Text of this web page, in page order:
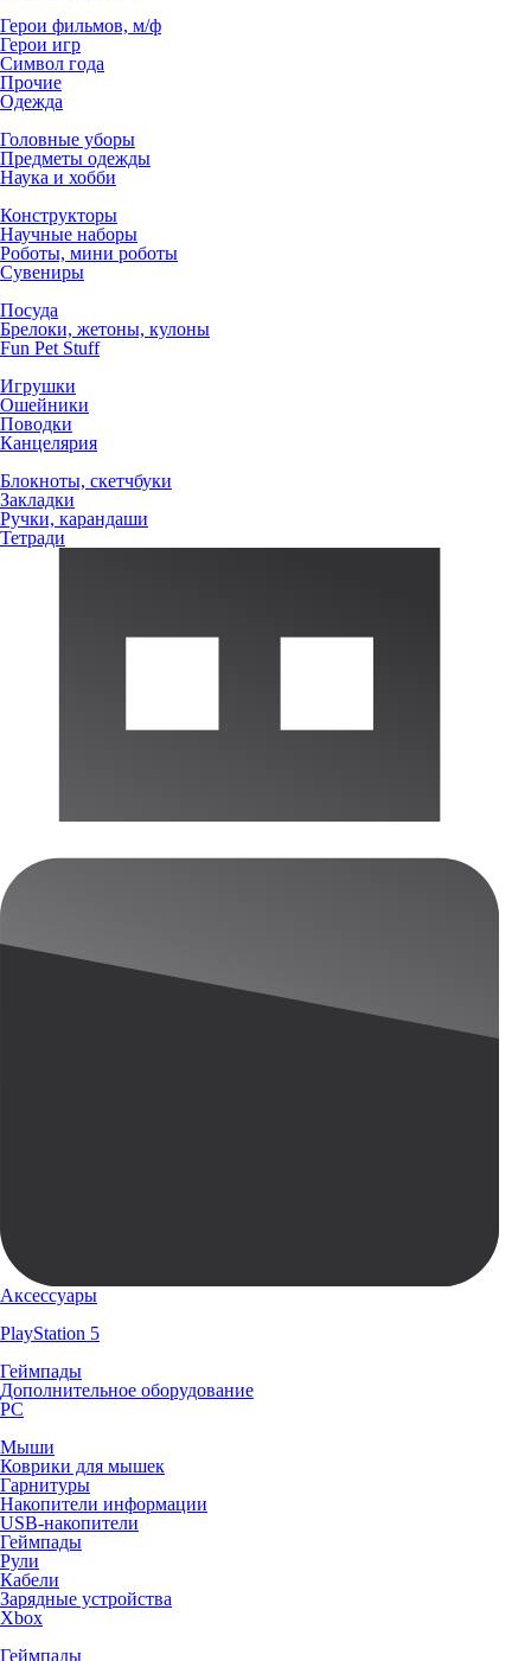
Герои фильмов, м/ф
Герои игр
Символ года
Прочие
Одежда
Головные уборы
Предметы одежды
Наука и хобби
Конструкторы
Научные наборы
Роботы, мини роботы
Сувениры
Посуда
Брелоки, жетоны, кулоны
Fun Pet Stuff
Игрушки
Ошейники
Поводки
Канцелярия
Блокноты, скетчбуки
Закладки
Ручки, карандаши
Тетради
Аксессуары
PlayStation 5
Геймпады
Дополнительное оборудование
PC
Мыши
Коврики для мышек
Гарнитуры
Накопители информации
USB-накопители
Геймпады
Рули
Кабели
Зарядные устройства
Xbox
Геймпады